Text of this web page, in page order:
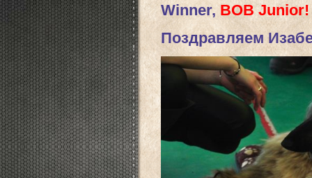
Winner, BOB Junior!
Поздравляем